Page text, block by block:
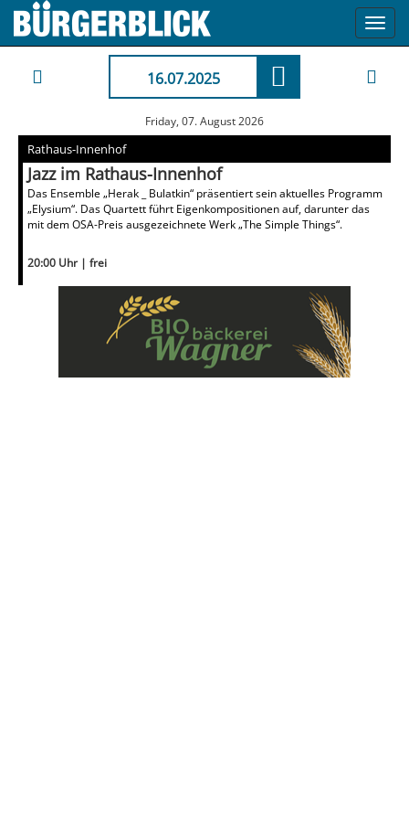
16.07.2025
Friday, 07. August 2026
Rathaus-Innenhof
Jazz im Rathaus-Innenhof
Das Ensemble „Herak _ Bulatkin“ präsentiert sein aktuelles Programm
„Elysium“. Das Quartett führt Eigenkompositionen auf, darunter das
mit dem OSA-Preis ausgezeichnete Werk „The Simple Things“.
20:00 Uhr | frei